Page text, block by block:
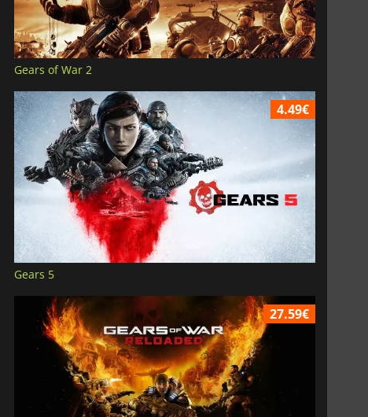
Gears of War 2
4.49€
Gears 5
27.59€